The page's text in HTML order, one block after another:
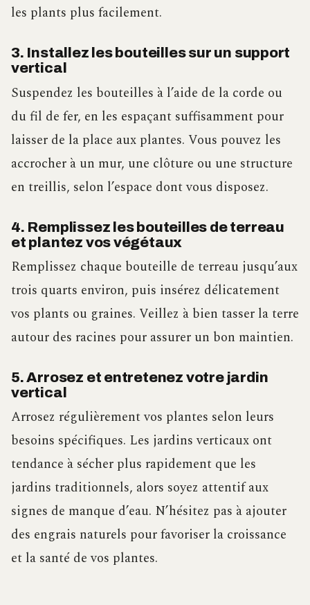
les plants plus facilement.
3. Installez les bouteilles sur un support
vertical
Suspendez les bouteilles à l’aide de la corde ou
du fil de fer, en les espaçant suffisamment pour
laisser de la place aux plantes. Vous pouvez les
accrocher à un mur, une clôture ou une structure
en treillis, selon l’espace dont vous disposez.
4. Remplissez les bouteilles de terreau
et plantez vos végétaux
Remplissez chaque bouteille de terreau jusqu’aux
trois quarts environ, puis insérez délicatement
vos plants ou graines. Veillez à bien tasser la terre
autour des racines pour assurer un bon maintien.
5. Arrosez et entretenez votre jardin
vertical
Arrosez régulièrement vos plantes selon leurs
besoins spécifiques. Les jardins verticaux ont
tendance à sécher plus rapidement que les
jardins traditionnels, alors soyez attentif aux
signes de manque d’eau. N’hésitez pas à ajouter
des engrais naturels pour favoriser la croissance
et la santé de vos plantes.